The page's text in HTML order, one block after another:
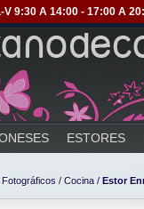
V 9:30 A 14:00 - 17:00 A
ESTORES
Fotográficos /Cocina /Estor